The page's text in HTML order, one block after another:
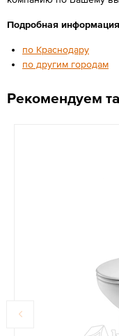
Подробная
по Краснодару
по другим городам
Рекомендуем